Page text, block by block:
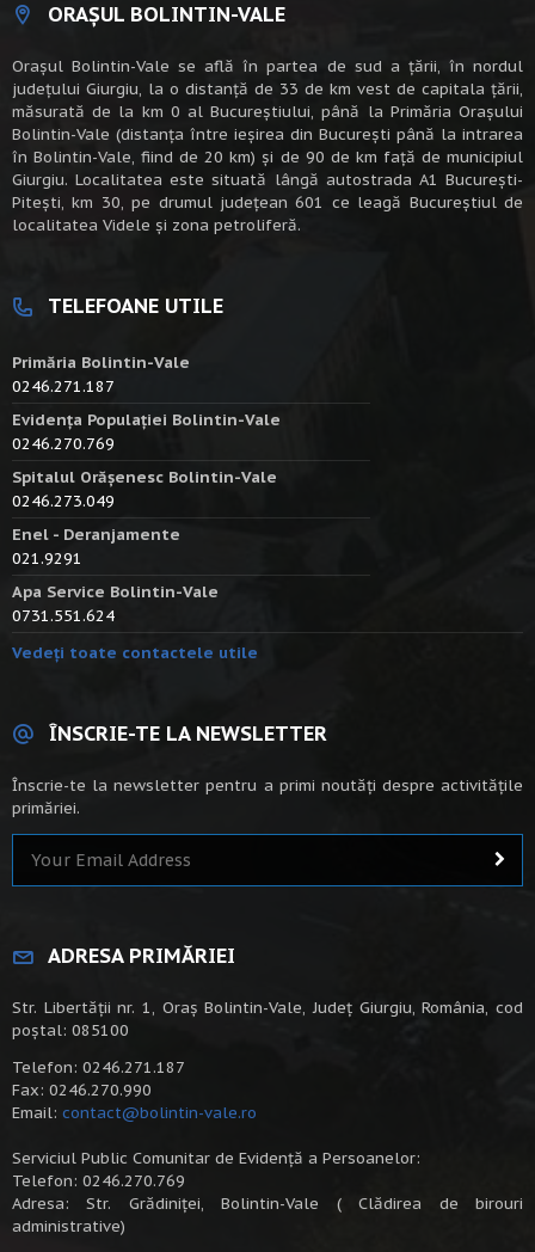
ORAȘUL BOLINTIN-VALE
Oraşul Bolintin-Vale se află în partea de sud a ţării, în nordul
judeţului Giurgiu, la o distanţă de 33 de km vest de capitala țării,
măsurată de la km 0 al Bucureștiului, până la Primăria Orașului
Bolintin-Vale (distanța între ieșirea din București până la intrarea
în Bolintin-Vale, fiind de 20 km) şi de 90 de km faţă de municipiul
Giurgiu. Localitatea este situată lângă autostrada A1 Bucureşti-
Piteşti, km 30, pe drumul judeţean 601 ce leagă Bucureştiul de
localitatea Videle şi zona petroliferă.
TELEFOANE UTILE
Primăria Bolintin-Vale
0246.271.187
Evidența Populației Bolintin-Vale
0246.270.769
Spitalul Orășenesc Bolintin-Vale
0246.273.049
Enel - Deranjamente
021.9291
Apa Service Bolintin-Vale
0731.551.624
Vedeți toate contactele utile
ÎNSCRIE-TE LA NEWSLETTER
Înscrie-te la newsletter pentru a primi noutăți despre activitățile
primăriei.
ADRESA PRIMĂRIEI
Str. Libertății nr. 1, Oraș Bolintin-Vale, Județ Giurgiu, România, cod
poștal: 085100
Telefon: 0246.271.187
Fax: 0246.270.990
Email: contact@bolintin-vale.ro
Serviciul Public Comunitar de Evidență a Persoanelor:
Telefon: 0246.270.769
Adresa: Str. Grădiniței, Bolintin-Vale ( Clădirea de birouri
administrative)